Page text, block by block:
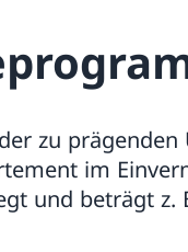
zu
im
und beträgt z.